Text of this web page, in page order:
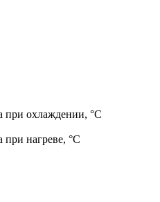
при охлаждении, °C
при нагреве, °C